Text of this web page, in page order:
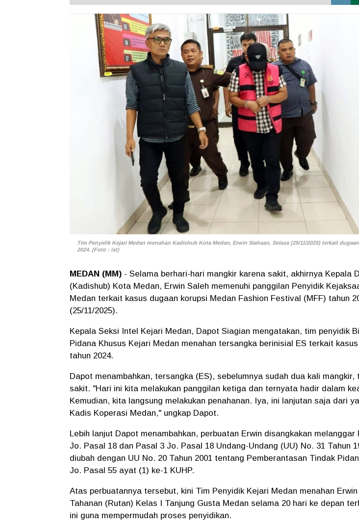
Tim Penyidik Kejari Medan menahan Kadishub Kota Medan, Erwin Siahaan, Selasa (25/11/2025) terkait
2024. (Foto : ist)
MEDAN (MM) - Selama berhari-hari mangkir karena sakit, akhirnya Kepala
(Kadishub) Kota Medan, Erwin Saleh memenuhi panggilan Penyidik
Medan terkait kasus dugaan korupsi Medan Fashion Festival (MFF) tahun
(25/11/2025).
Kepala Seksi Intel Kejari Medan, Dapot Siagian mengatakan, tim penyidik
Pidana Khusus Kejari Medan menahan tersangka berinisial ES terkait
tahun 2024.
Dapot menambahkan, tersangka (ES), sebelumnya sudah dua kali mangkir,
sakit. "Hari ini kita melakukan panggilan ketiga dan ternyata hadir dalam
Kemudian, kita langsung melakukan penahanan. Iya, ini lanjutan saja dari
Kadis Koperasi Medan," ungkap Dapot.
Lebih lanjut Dapot menambahkan, perbuatan Erwin disangkakan melanggar
Jo. Pasal 18 dan Pasal 3 Jo. Pasal 18 Undang-Undang (UU) No. 31 Tahun
diubah dengan UU No. 20 Tahun 2001 tentang Pemberantasan Tindak
Jo. Pasal 55 ayat (1) ke-1 KUHP.
Atas perbuatannya tersebut, kini Tim Penyidik Kejari Medan menahan Erwin
Tahanan (Rutan) Kelas I Tanjung Gusta Medan selama 20 hari ke depan
ini guna mempermudah proses penyidikan.